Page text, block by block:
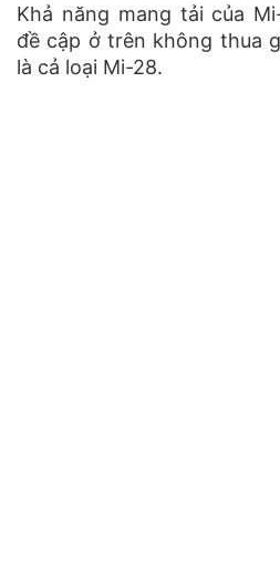
Khả năng mang tải của
đề cập ở trên không thua
là cả loại Mi-28.